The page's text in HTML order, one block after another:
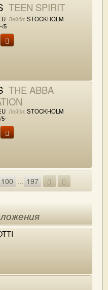
TEEN SPIRIT
Лейбл: STOCKHOLM
5
THE ABBA
Лейбл: STOCKHOLM
5-
100 ... 197